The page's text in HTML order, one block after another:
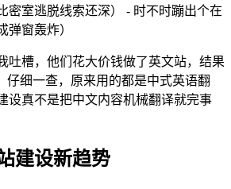
密室逃脱线索还深） - 时不时蹦出个在
弹窗轰炸）
吐槽，他们花大价钱做了英文站，结果
仔细一查，原来用的都是中式英语翻
设真不是把中文内容机械翻译就完事
建设新趋势